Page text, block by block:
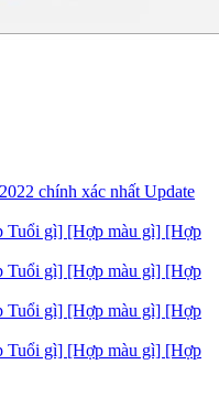
chính xác nhất Update
Tuổi gì] [Hợp màu gì] [Hợp
Tuổi gì] [Hợp màu gì] [Hợp
Tuổi gì] [Hợp màu gì] [Hợp
Tuổi gì] [Hợp màu gì] [Hợp